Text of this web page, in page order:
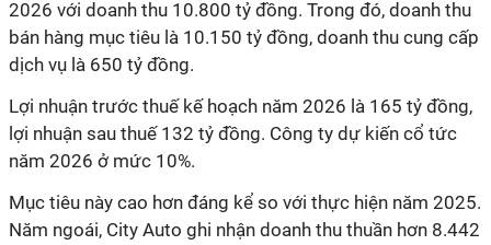
2026 với doanh thu 10.800 tỷ đồng. Trong đó, doanh thu
bán hàng mục tiêu là 10.150 tỷ đồng, doanh thu cung cấp
dịch vụ là 650 tỷ đồng.
Lợi nhuận trước thuế kế hoạch năm 2026 là 165 tỷ đồng,
lợi nhuận sau thuế 132 tỷ đồng. Công ty dự kiến cổ tức
năm 2026 ở mức 10%.
Mục tiêu này cao hơn đáng kể so với thực hiện năm 2025.
Năm ngoái, City Auto ghi nhận doanh thu thuần hơn 8.442